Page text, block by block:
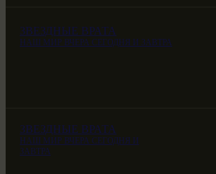
ЗВЕЗДНЫЕ ВРАТА
НАШ МИР ВЧЕРА СЕГОДНЯ И ЗАВТРА
ЗВЕЗДНЫЕ ВРАТА
НАШ МИР ВЧЕРА СЕГОДНЯ И
ЗАВТРА